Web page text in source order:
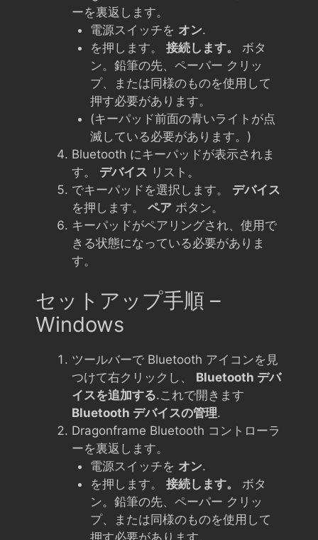
ーを裏返します。
電源スイッチを オン.
を押します。 接続します。
ボタ
ン。鉛筆の先、ペーパー クリッ
プ、または同様のものを使用して
押す必要があります。
(キーパッド前面の青いライトが点
滅している必要があります。)
Bluetooth にキーパッドが表示されま
す。 デバイス リスト。
でキーパッドを選択します。 デバイス
を押します。 ペア ボタン。
キーパッドがペアリングされ、使用で
きる状態になっている必要がありま
す。
セットアップ手順 –
Windows
ツールバーで Bluetooth アイコンを見
つけて右クリックし、 Bluetooth デバ
イスを追加する.これで開きます
Bluetooth デバイスの管理.
Dragonframe Bluetooth コントローラ
ーを裏返します。
電源スイッチを オン.
を押します。 接続します。
ボタ
ン。鉛筆の先、ペーパー クリッ
プ、または同様のものを使用して
押す必要があります。